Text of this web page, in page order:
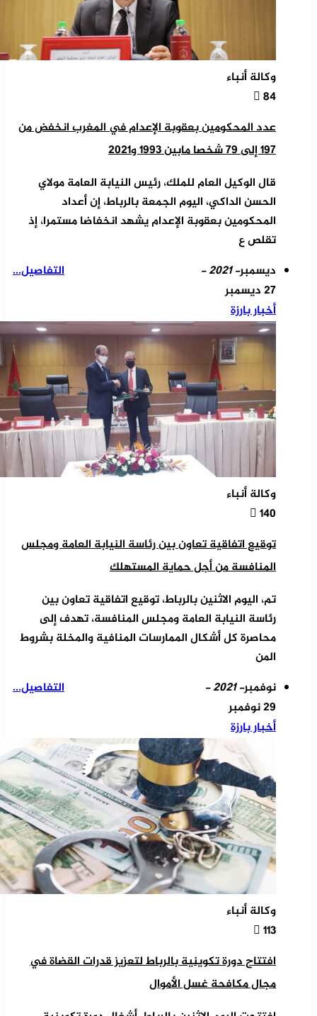
وكالة أنباء
84
عدد المحكومين بعقوبة الإعدام في المغرب انخفض من
197 إلى 79 شخصا مابين 1993 و2021
قال الوكيل العام للملك، رئيس النيابة العامة مولاي
الحسن الداكي، اليوم الجمعة بالرباط، إن أعداد
المحكومين بعقوبة الإعدام يشهد انخفاضا مستمرا، إذ
تقلص ع
التفاصيل...
ديسمبر- 2021 -
27 ديسمبر
أخبار بارزة
وكالة أنباء
140
توقيع اتفاقية تعاون بين رئاسة النيابة العامة ومجلس
المنافسة من أجل حماية المستهلك
تم، اليوم الاثنين بالرباط، توقيع اتفاقية تعاون بين
رئاسة النيابة العامة ومجلس المنافسة، تهدف إلى
محاصرة كل أشكال الممارسات المنافية والمخلة بشروط
المن
التفاصيل...
نوفمبر- 2021 -
29 نوفمبر
أخبار بارزة
وكالة أنباء
113
افتتاح دورة تكوينية بالرباط لتعزيز قدرات القضاة في
مجال مكافحة غسل الأموال